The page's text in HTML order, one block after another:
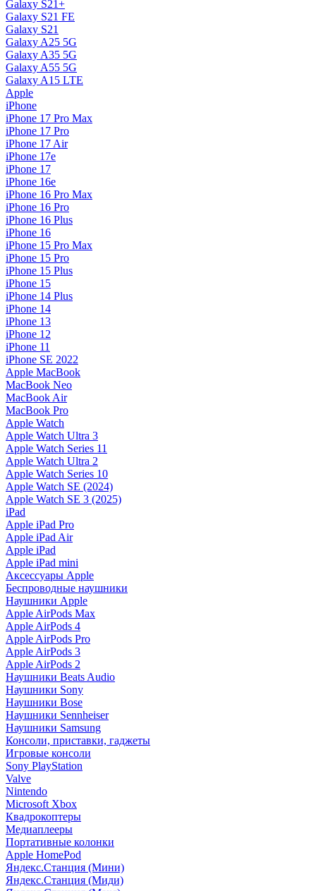
Galaxy S21+
Galaxy S21 FE
Galaxy S21
Galaxy A25 5G
Galaxy A35 5G
Galaxy A55 5G
Galaxy A15 LTE
Apple
iPhone
iPhone 17 Pro Max
iPhone 17 Pro
iPhone 17 Air
iPhone 17e
iPhone 17
iPhone 16e
iPhone 16 Pro Max
iPhone 16 Pro
iPhone 16 Plus
iPhone 16
iPhone 15 Pro Max
iPhone 15 Pro
iPhone 15 Plus
iPhone 15
iPhone 14 Plus
iPhone 14
iPhone 13
iPhone 12
iPhone 11
iPhone SE 2022
Apple MacBook
MacBook Neo
MacBook Air
MacBook Pro
Apple Watch
Apple Watch Ultra 3
Apple Watch Series 11
Apple Watch Ultra 2
Apple Watch Series 10
Apple Watch SE (2024)
Apple Watch SE 3 (2025)
iPad
Apple iPad Pro
Apple iPad Air
Apple iPad
Apple iPad mini
Аксессуары Apple
Беспроводные наушники
Наушники Apple
Apple AirPods Max
Apple AirPods 4
Apple AirPods Pro
Apple AirPods 3
Apple AirPods 2
Наушники Beats Audio
Наушники Sony
Наушники Bose
Наушники Sennheiser
Наушники Samsung
Консоли, приставки, гаджеты
Игровые консоли
Sony PlayStation
Valve
Nintendo
Microsoft Xbox
Квадрокоптеры
Медиаплееры
Портативные колонки
Apple HomePod
Яндекс.Станция (Мини)
Яндекс.Станция (Миди)